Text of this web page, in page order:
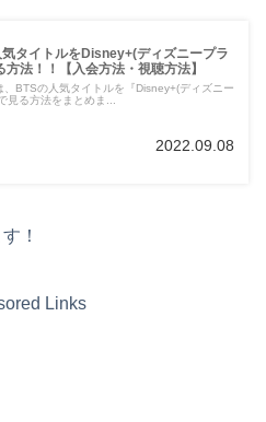
タイトルをDisney+(ディズニープラ
方法！！【入会方法・視聴方法】
、BTSの人気タイトルを『Disney+(ディズニー
見る方法をまとめま...
2022.09.08
！
Links